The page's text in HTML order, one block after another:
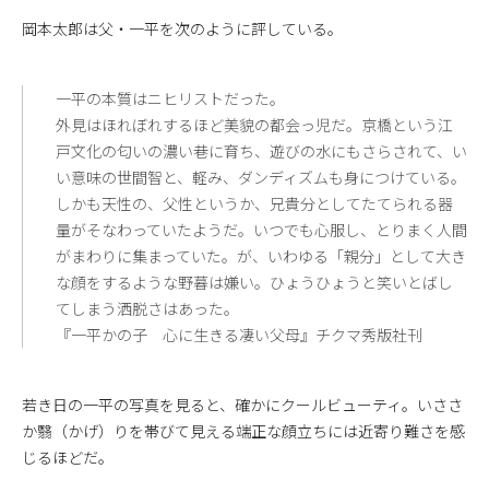
岡本太郎は父・一平を次のように評している。
一平の本質はニヒリストだった。
外見はほれぼれするほど美貌の都会っ児だ。京橋という江
戸文化の匂いの濃い巷に育ち、遊びの水にもさらされて、い
い意味の世間智と、軽み、ダンディズムも身につけている。
しかも天性の、父性というか、兄貴分としてたてられる器
量がそなわっていたようだ。いつでも心服し、とりまく人間
がまわりに集まっていた。が、いわゆる「親分」として大き
な顔をするような野暮は嫌い。ひょうひょうと笑いとばし
てしまう洒脱さはあった。
『一平かの子 心に生きる凄い父母』チクマ秀版社刊
若き日の一平の写真を見ると、確かにクールビューティ。いささ
か翳（かげ）りを帯びて見える端正な顔立ちには近寄り難さを感
じるほどだ。